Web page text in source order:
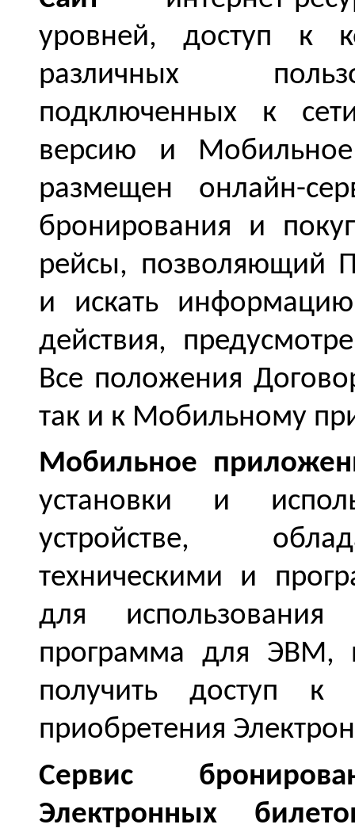
уровней, доступ к
различных
подключенных к
версию и
размещен онлайн-
бронирования и
рейсы, позволяющий
и искать
действия,
Все положения
так и к Мобильному
Мобильное
установки и
устройстве,
техническими и
для
программа для ЭВМ,
получить доступ
приобретения
Сервис
Электронных